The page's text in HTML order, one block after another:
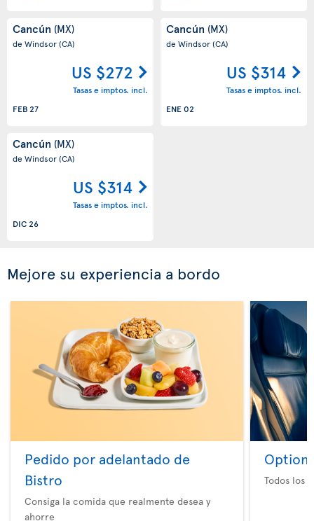
Cancún (MX)
de Windsor(CA)
US $272
Tasas e imptos. incl.
FEB 27
Cancún (MX)
de Windsor(CA)
US $314
Tasas e imptos. incl.
ENE 02
Cancún (MX)
de Windsor(CA)
US $314
Tasas e imptos. incl.
DIC 26
Mejore su experiencia a bordo
Pedido por adelantado de
Bistro
Consiga la comida que realmente desea y
ahorre
Option
Todos los